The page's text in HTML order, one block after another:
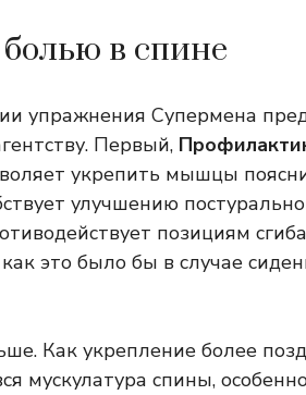
в спине
упражнения Супермена
Первый,
укрепить мышцы
улучшению
позициям
это было бы в случае
Как укрепление более
мускулатура спины,